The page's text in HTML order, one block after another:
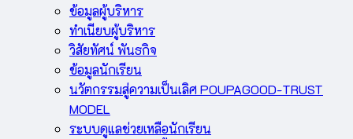
ข้อมูลผู้บริหาร
ทำเนียบผู้บริหาร
วิสัยทัศน์ พันธกิจ
ข้อมูลนักเรียน
นวัตกรรมสู่ความเป็นเลิศ POUPAGOOD-TRUST
MODEL
ระบบดูแลช่วยเหลือนักเรียน